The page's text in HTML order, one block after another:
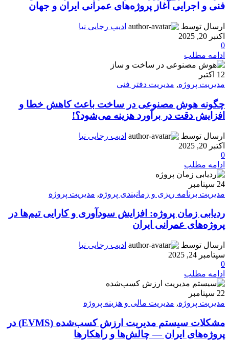
فنی و اجرایی آغاز پروژه‌های عمرانی ایران و جهان
ارسال توسط
ادیب رجایی نیا
اکتبر 20, 2025
0
ادامه مطلب
12 اکتبر
مدیریت پروژه, مدیریت دفتر فنی
چگونه هوش مصنوعی در ساخت باعث کاهش خطا و
افزایش دقت در برآورد هزینه می‌شود؟!
ارسال توسط
ادیب رجایی نیا
اکتبر 20, 2025
0
ادامه مطلب
24 سپتامبر
مدیریت برنامه ریزی و زمانبندی پروژه, مدیریت پروژه
ردیابی زمان پروژه: افزایش سودآوری و کارایی تیم‌ها در
پروژه‌های عمرانی ایران
ارسال توسط
ادیب رجایی نیا
سپتامبر 24, 2025
0
ادامه مطلب
22 سپتامبر
مدیریت پروژه, مدیریت مالی و هزینه پروژه
مشکلات سیستم مدیریت ارزش کسب‌شده (EVMS) در
پروژه‌های ایران — چالش‌ها و راهکارها